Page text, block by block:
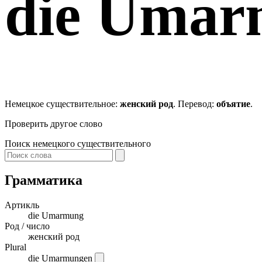
die
Немецкое существительное: женский род. Перевод: объятие.
Проверить другое слово
Поиск немецкого существительного
Грамматика
Артикль
die Umarmung
Род / число
женский род
Plural
die Umarmungen